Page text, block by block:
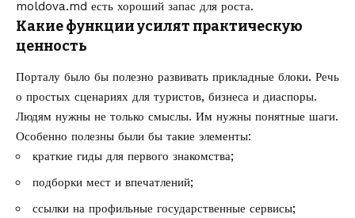
moldova.md есть хороший запас для роста.
Какие функции усилят практическую
ценность
Порталу было бы полезно развивать прикладные блоки. Речь
о простых сценариях для туристов, бизнеса и диаспоры.
Людям нужны не только смыслы. Им нужны понятные шаги.
Особенно полезны были бы такие элементы:
краткие гиды для первого знакомства;
подборки мест и впечатлений;
ссылки на профильные государственные сервисы;